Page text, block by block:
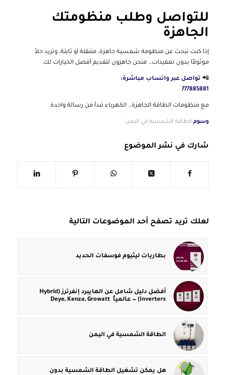
للتواصل وطلب منظومتك
الجاهزة
إذا كنت تبحث عن منظومة شمسية جاهزة، متنقلة أو ثابتة، وتريد حلاً
موثوقًا بدون تعقيدات… فنحن جاهزون لتقديم أفضل الخيارات لك.
📲 تواصل عبر واتساب مباشرة:
777885881
مع منظومات الطاقة الجاهزة… الكهرباء تبدأ من رسالة واحدة.
وسوم الطاقة الشمسية في اليمن
شارك في نشر الموضوع
لعلك تريد تصفح أحد الموضوعات التالية
بطاريات ليثيوم فوسفات الحديد
أفضل دليل شامل عن الهايبرد إنفرترز (Hybrid
Inverters) — عالمياً Deye, Kenza, Growatt
الطاقة الشمسية في اليمن
هل يمكن تشغيل الطاقة الشمسية بدون